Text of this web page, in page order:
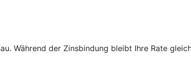
Während der Zinsbindung bleibt Ihre Rate